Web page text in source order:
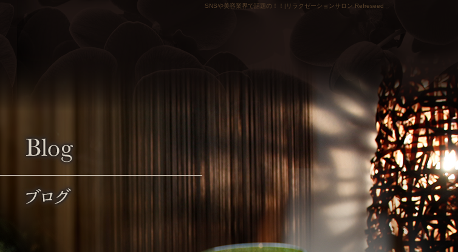
SNSや美容業界で話題の！！|リラクゼーションサロン Refreseed